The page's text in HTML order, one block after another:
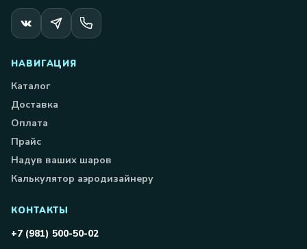
НАВИГАЦИЯ
Каталог
Доставка
Оплата
Прайс
Надув ваших шаров
Калькулятор аэродизайнеру
КОНТАКТЫ
+7 (981) 500-50-02